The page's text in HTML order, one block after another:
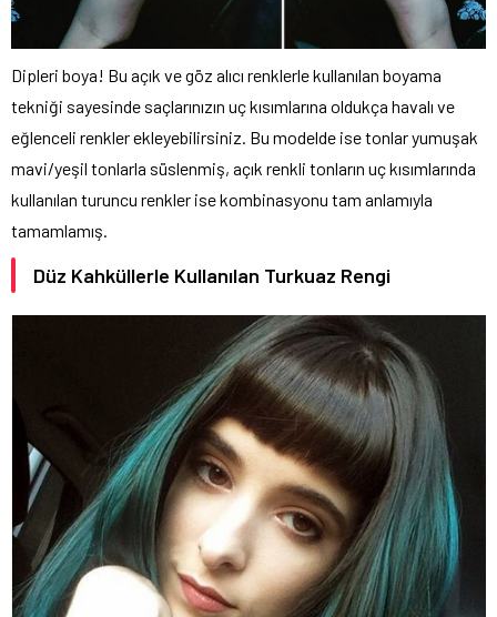
Dipleri boya! Bu açık ve göz alıcı renklerle kullanılan boyama
tekniği sayesinde saçlarınızın uç kısımlarına oldukça havalı ve
eğlenceli renkler ekleyebilirsiniz. Bu modelde ise tonlar yumuşak
mavi/yeşil tonlarla süslenmiş, açık renkli tonların uç kısımlarında
kullanılan turuncu renkler ise kombinasyonu tam anlamıyla
tamamlamış.
Düz Kahküllerle Kullanılan Turkuaz Rengi